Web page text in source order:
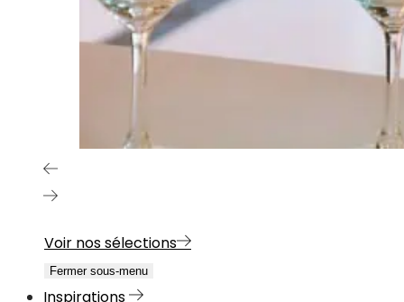
Voir nos sélections
Fermer sous-menu
Inspirations